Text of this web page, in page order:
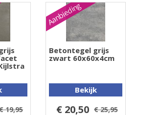
19,95
Aanbieding
Betontegel grijs
zwart 60x60x4cm
Bekijk
€ 20,50 € 25,95